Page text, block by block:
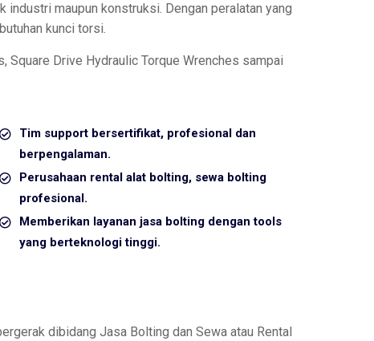
industri maupun konstruksi. Dengan peralatan yang
kunci torsi.
Square Drive Hydraulic Torque Wrenches sampai
Tim support bersertifikat, profesional dan
berpengalaman.
Perusahaan rental alat bolting, sewa bolting
profesional.
Memberikan layanan jasa bolting dengan tools
yang berteknologi tinggi.
dibidang Jasa Bolting dan Sewa atau Rental